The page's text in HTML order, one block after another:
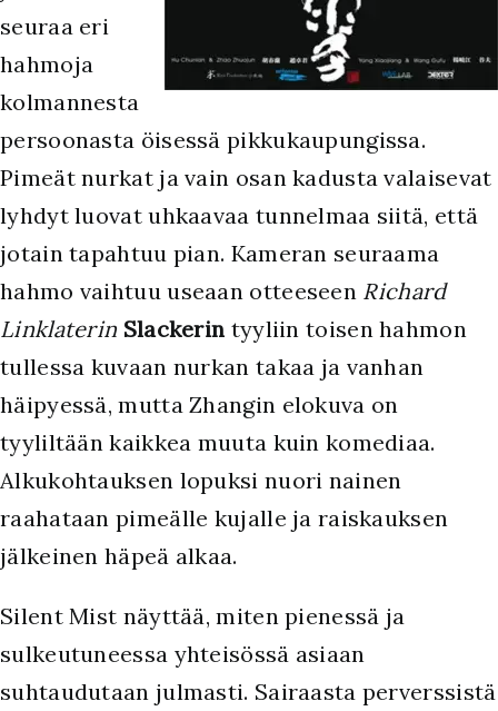
seuraa eri
hahmoja
kolmannesta
persoonasta öisessä pikkukaupungissa.
Pimeät nurkat ja vain osan kadusta valaisevat
lyhdyt luovat uhkaavaa tunnelmaa siitä, että
jotain tapahtuu pian. Kameran seuraama
hahmo vaihtuu useaan otteeseen Richard
Linklaterin Slackerin tyyliin toisen hahmon
tullessa kuvaan nurkan takaa ja vanhan
häipyessä, mutta Zhangin elokuva on
tyyliltään kaikkea muuta kuin komediaa.
Alkukohtauksen lopuksi nuori nainen
raahataan pimeälle kujalle ja raiskauksen
jälkeinen häpeä alkaa.
Silent Mist näyttää, miten pienessä ja
sulkeutuneessa yhteisössä asiaan
suhtaudutaan julmasti. Sairaasta perverssistä